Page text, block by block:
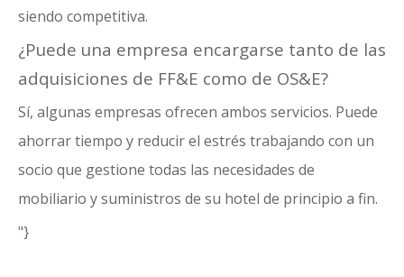
siendo competitiva.
¿Puede una empresa encargarse tanto de las
adquisiciones de FF&E como de OS&E?
Sí, algunas empresas ofrecen ambos servicios. Puede
ahorrar tiempo y reducir el estrés trabajando con un
socio que gestione todas las necesidades de
mobiliario y suministros de su hotel de principio a fin.
"}